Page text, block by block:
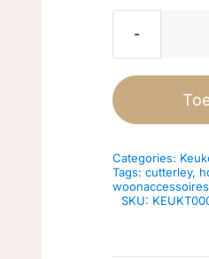
Categories:
Tags: cutterley,
woonaccessoires
SKU: